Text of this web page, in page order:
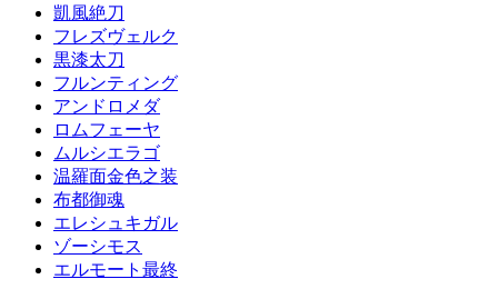
凱風絶刀
フレズヴェルク
黒漆太刀
フルンティング
アンドロメダ
ロムフェーヤ
ムルシエラゴ
温羅面金色之装
布都御魂
エレシュキガル
ゾーシモス
エルモート最終